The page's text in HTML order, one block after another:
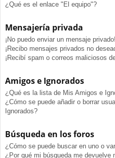
¿Qué es el enlace "El equipo"?
Mensajería privada
¡No puedo enviar un mensaje privado!
¡Recibo mensajes privados no
¡Recibí spam o correos maliciosos
Amigos e Ignorados
¿Qué es la lista de Mis Amigos e
¿Cómo se puede añadir o borrar
Ignorados?
Búsqueda en los foros
¿Cómo se puede buscar en uno o
¿Por qué mi búsqueda me devuelve